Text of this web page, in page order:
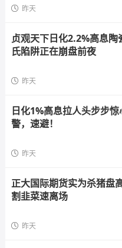
昨天
贞观天下日化2.2%高息
氏陷阱正在崩盘前夜
昨天
日化1%高息拉人头步步
警，速避！
昨天
正大国际期货实为杀猪盘
割韭菜速离场
昨天